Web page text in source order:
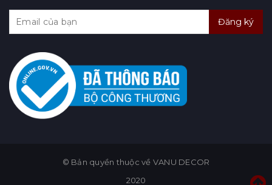
Đăng ký
© Bản quyền thuộc về VANU DECOR
2020